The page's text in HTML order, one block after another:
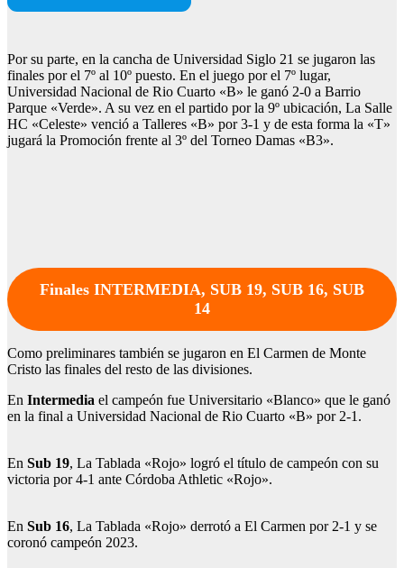
Por su parte, en la cancha de Universidad Siglo 21 se jugaron las
finales por el 7º al 10º puesto. En el juego por el 7º lugar,
Universidad Nacional de Rio Cuarto «B» le ganó 2-0 a Barrio
Parque «Verde». A su vez en el partido por la 9º ubicación, La Salle
HC «Celeste» venció a Talleres «B» por 3-1 y de esta forma la «T»
jugará la Promoción frente al 3º del Torneo Damas «B3».
Finales INTERMEDIA, SUB 19, SUB 16, SUB
14
Como preliminares también se jugaron en El Carmen de Monte
Cristo las finales del resto de las divisiones.
En Intermedia el campeón fue Universitario «Blanco» que le ganó
en la final a Universidad Nacional de Rio Cuarto «B» por 2-1.
En Sub 19, La Tablada «Rojo» logró el título de campeón con su
victoria por 4-1 ante Córdoba Athletic «Rojo».
En Sub 16, La Tablada «Rojo» derrotó a El Carmen por 2-1 y se
coronó campeón 2023.